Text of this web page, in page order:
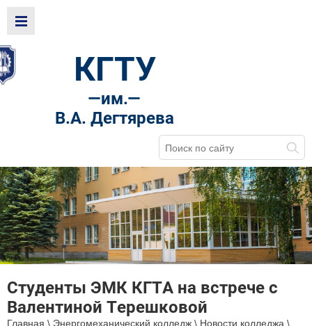
КГТУ
—им.—
В.А. Дегтярева
Студенты ЭМК КГТА на встрече с
Валентиной Терешковой
Главная \ Энергомеханический колледж \ Новости колледжа \